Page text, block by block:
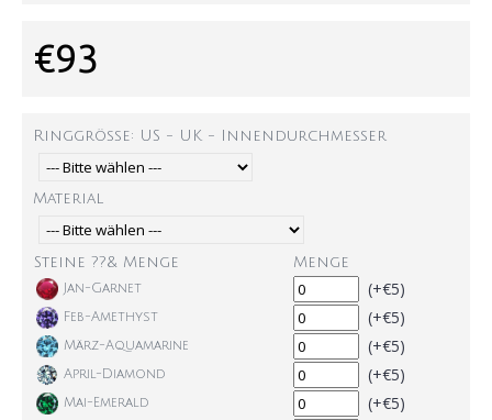
€93
Ringgröße: US - UK - Innendurchmesser
Material
Steine ??& Menge Menge
Jan-Garnet (+€5)
Feb-Amethyst (+€5)
März-Aquamarine (+€5)
April-Diamond (+€5)
Mai-Emerald (+€5)